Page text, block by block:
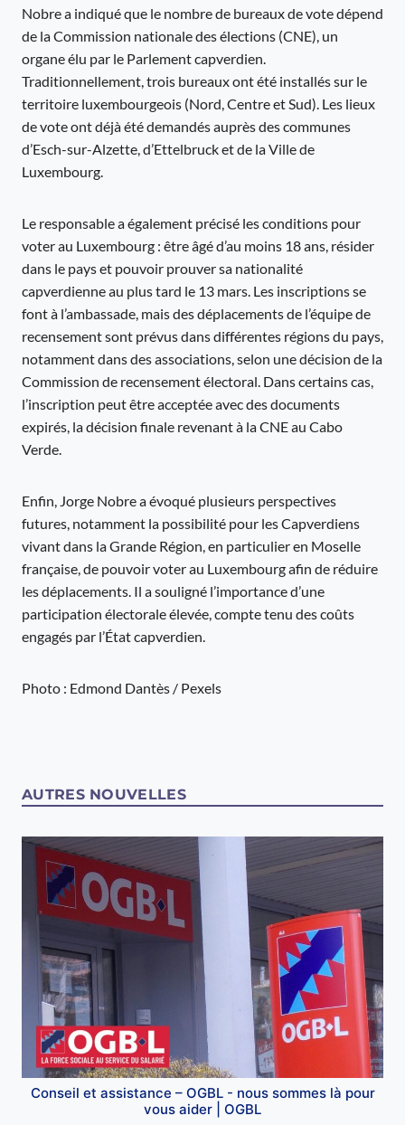
Nobre a indiqué que le nombre de bureaux de vote dépend
de la Commission nationale des élections (CNE), un
organe élu par le Parlement capverdien.
Traditionnellement, trois bureaux ont été installés sur le
territoire luxembourgeois (Nord, Centre et Sud). Les lieux
de vote ont déjà été demandés auprès des communes
d’Esch-sur-Alzette, d’Ettelbruck et de la Ville de
Luxembourg.
Le responsable a également précisé les conditions pour
voter au Luxembourg : être âgé d’au moins 18 ans, résider
dans le pays et pouvoir prouver sa nationalité
capverdienne au plus tard le 13 mars. Les inscriptions se
font à l’ambassade, mais des déplacements de l’équipe de
recensement sont prévus dans différentes régions du pays,
notamment dans des associations, selon une décision de la
Commission de recensement électoral. Dans certains cas,
l’inscription peut être acceptée avec des documents
expirés, la décision finale revenant à la CNE au Cabo
Verde.
Enfin, Jorge Nobre a évoqué plusieurs perspectives
futures, notamment la possibilité pour les Capverdiens
vivant dans la Grande Région, en particulier en Moselle
française, de pouvoir voter au Luxembourg afin de réduire
les déplacements. Il a souligné l’importance d’une
participation électorale élevée, compte tenu des coûts
engagés par l’État capverdien.
Photo : Edmond Dantès / Pexels
AUTRES NOUVELLES
Conseil et assistance – OGBL - nous sommes là pour
vous aider | OGBL